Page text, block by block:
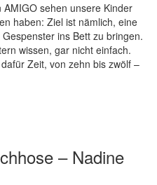
AMIGO sehen unsere Kinder
haben: Ziel ist nämlich, eine
ins Bett zu bringen.
wissen, gar nicht einfach.
Zeit, von zehn bis zwölf –
– Nadine